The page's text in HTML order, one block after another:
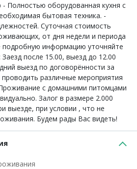
- Полностью оборудованная кухня с
бытовая техника. -
Суточная стоимость
от дня недели и периода
подробную информацию уточняйте
после 15.00, выезд до 12.00
выезд по договорённости за
различные мероприятия
с домашними питомцами
Залог в размере 2.000
выезде, при условии , что не
Будем рады Вас видеть!